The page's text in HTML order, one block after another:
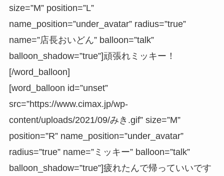
size=”M” position=”L”
name_position=”under_avatar” radius=”true”
name=”店長おいどん” balloon=”talk”
balloon_shadow=”true”]頑張れミッキー！
[/word_balloon]
[word_balloon id=”unset”
src=”https://www.cimax.jp/wp-
content/uploads/2021/09/みき.gif” size=”M”
position=”R” name_position=”under_avatar”
radius=”true” name=”ミッキー” balloon=”talk”
balloon_shadow=”true”]疲れたんで帰っていいです